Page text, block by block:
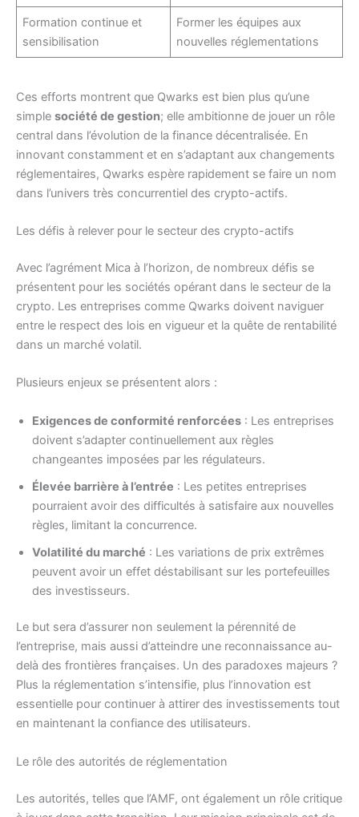
Formation continue et
sensibilisation
Former les équipes aux
nouvelles réglementations
Ces efforts montrent que Qwarks est bien plus qu’une
simple société de gestion; elle ambitionne de jouer un rôle
central dans l’évolution de la finance décentralisée. En
innovant constamment et en s’adaptant aux changements
réglementaires, Qwarks espère rapidement se faire un nom
dans l’univers très concurrentiel des crypto-actifs.
Les défis à relever pour le secteur des crypto-actifs
Avec l’agrément Mica à l’horizon, de nombreux défis se
présentent pour les sociétés opérant dans le secteur de la
crypto. Les entreprises comme Qwarks doivent naviguer
entre le respect des lois en vigueur et la quête de rentabilité
dans un marché volatil.
Plusieurs enjeux se présentent alors :
Exigences de conformité renforcées : Les entreprises
doivent s’adapter continuellement aux règles
changeantes imposées par les régulateurs.
Élevée barrière à l’entrée : Les petites entreprises
pourraient avoir des difficultés à satisfaire aux nouvelles
règles, limitant la concurrence.
Volatilité du marché : Les variations de prix extrêmes
peuvent avoir un effet déstabilisant sur les portefeuilles
des investisseurs.
Le but sera d’assurer non seulement la pérennité de
l’entreprise, mais aussi d’atteindre une reconnaissance au-
delà des frontières françaises. Un des paradoxes majeurs ?
Plus la réglementation s’intensifie, plus l’innovation est
essentielle pour continuer à attirer des investissements tout
en maintenant la confiance des utilisateurs.
Le rôle des autorités de réglementation
Les autorités, telles que l’AMF, ont également un rôle critique